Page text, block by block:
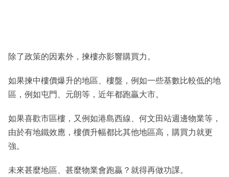
除了政策的因素外，揀樓亦影響購買力。
如果揀中樓價爆升的地區、樓盤，例如一些基數比較低的地
區，例如屯門、元朗等，近年都跑贏大市。
如果喜歡市區樓，又例如港島西線、何文田站週邊物業等，
由於有地鐵效應，樓價升幅都比其他地區高，購買力就更
強。
未來甚麼地區、甚麼物業會跑贏？就得再做功課。